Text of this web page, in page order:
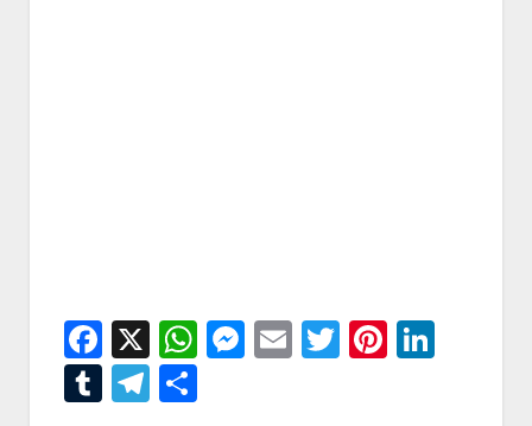
Facebook
X WhatsApp
Messenger
EmailTwitter
TumblrTelegram